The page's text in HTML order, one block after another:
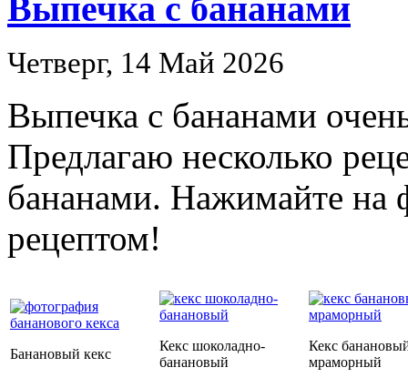
Выпечка с бананами
Четверг, 14 Май 2026
Выпечка с бананами
Предлагаю несколько
бананами. Нажимайте на
рецептом!
Банановый кекс
Кекс шоколадно-
банановый
Кекс
мраморный